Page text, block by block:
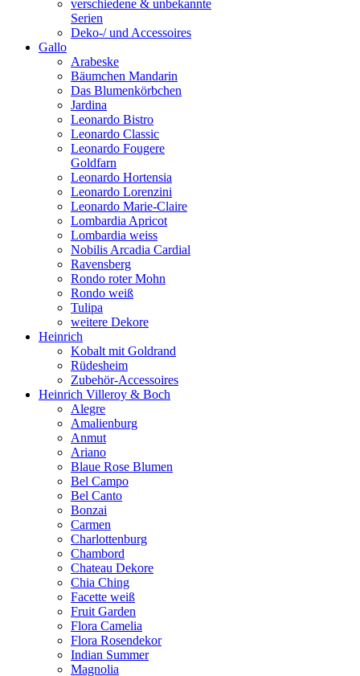
verschiedene & unbekannte
Serien
Deko-/ und Accessoires
Gallo
Arabeske
Bäumchen Mandarin
Das Blumenkörbchen
Jardina
Leonardo Bistro
Leonardo Classic
Leonardo Fougere
Goldfarn
Leonardo Hortensia
Leonardo Lorenzini
Leonardo Marie-Claire
Lombardia Apricot
Lombardia weiss
Nobilis Arcadia Cardial
Ravensberg
Rondo roter Mohn
Rondo weiß
Tulipa
weitere Dekore
Heinrich
Kobalt mit Goldrand
Rüdesheim
Zubehör-Accessoires
Heinrich Villeroy & Boch
Alegre
Amalienburg
Anmut
Ariano
Blaue Rose Blumen
Bel Campo
Bel Canto
Bonzai
Carmen
Charlottenburg
Chambord
Chateau Dekore
Chia Ching
Facette weiß
Fruit Garden
Flora Camelia
Flora Rosendekor
Indian Summer
Magnolia